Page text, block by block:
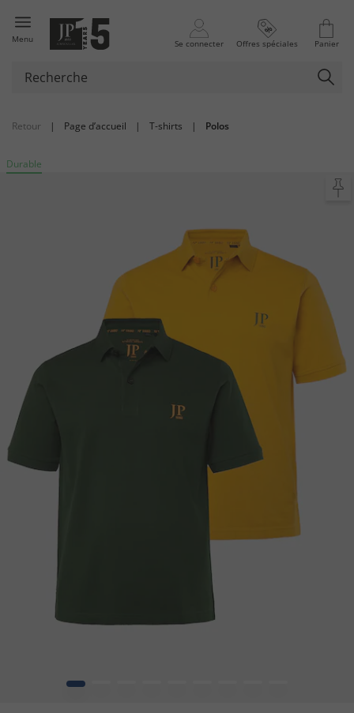
Menu Se connecter Offres spéciales Panier
Retour | Page d’accueil | T-shirts | Polos
Durable
1